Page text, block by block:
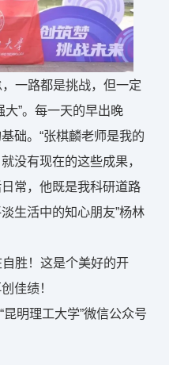
一路都是挑战，但一定
大”。每一天的早出晚
础。“张棋麟老师是我的
没有现在的这些成果，
常，他既是我科研道路
生活中的知心朋友”杨林
胜！这是个美好的开
佳绩！
昆明理工大学”微信公众号